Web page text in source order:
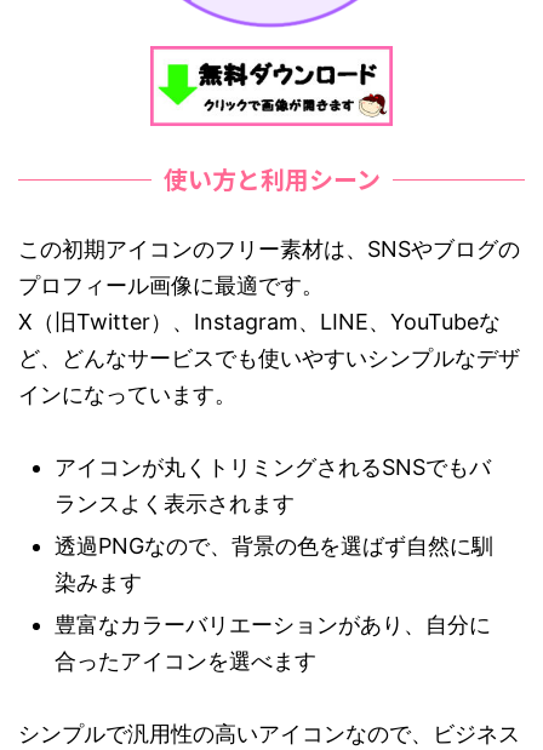
使い方と利用シーン
この初期アイコンのフリー素材は、SNSやブログの
プロフィール画像に最適です。
X（旧Twitter）、Instagram、LINE、YouTubeな
ど、どんなサービスでも使いやすいシンプルなデザ
インになっています。
アイコンが丸くトリミングされるSNSでもバ
ランスよく表示されます
透過PNGなので、背景の色を選ばず自然に馴
染みます
豊富なカラーバリエーションがあり、自分に
合ったアイコンを選べます
シンプルで汎用性の高いアイコンなので、ビジネス